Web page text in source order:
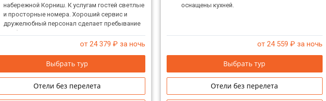
набережной Корниш. К услугам гостей светлые
и просторные номера. Хороший сервис и
дружелюбный персонал сделает пребывание
комфортным.
от 24 379 ₽ за ночь
Выбрать тур
Отели без перелета
оснащены кухней.
от 24 559 ₽ за ночь
Выбрать тур
Отели без перелета